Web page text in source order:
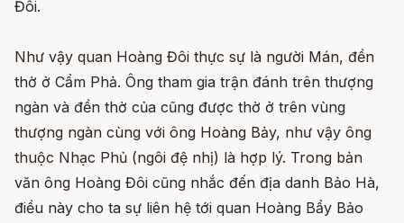
Đôi.
Như vậy quan Hoàng Đôi thực sự là người Mán, đền
thờ ở Cẩm Phả. Ông tham gia trận đánh trên thượng
ngàn và đền thờ của cũng được thờ ở trên vùng
thượng ngàn cùng với ông Hoàng Bảy, như vậy ông
thuộc Nhạc Phủ (ngôi đệ nhị) là hợp lý. Trong bản
văn ông Hoàng Đôi cũng nhắc đến địa danh Bảo Hà,
điều này cho ta sự liên hệ tới quan Hoàng Bẩy Bảo